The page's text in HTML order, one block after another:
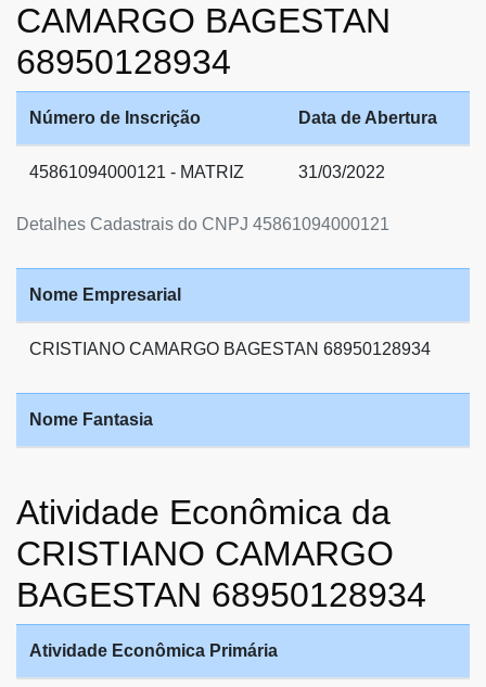
CAMARGO BAGESTAN
68950128934
Detalhes Cadastrais do CNPJ 45861094000121
Número de Inscrição Data de Abertura
45861094000121 - MATRIZ 31/03/2022
Nome Empresarial
CRISTIANO CAMARGO BAGESTAN 68950128934
Nome Fantasia
Atividade Econômica da
CRISTIANO CAMARGO
BAGESTAN 68950128934
Atividade Econômica Primária